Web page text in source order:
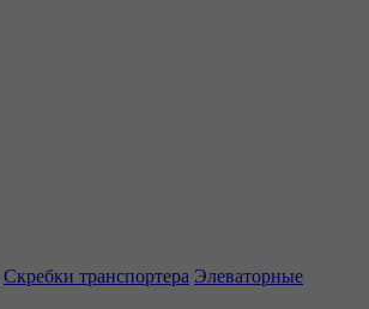
Скребки транспортера Элеваторные